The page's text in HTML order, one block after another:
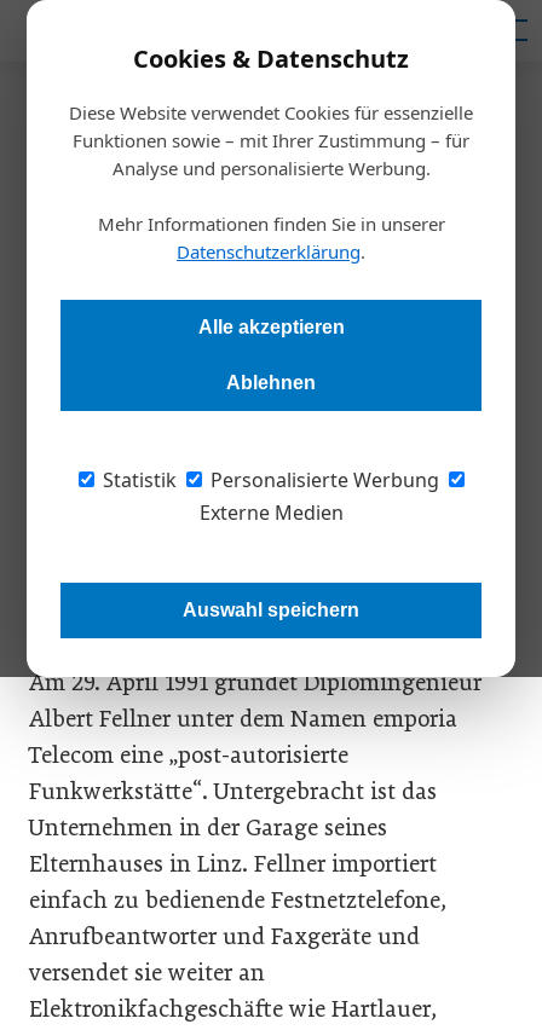
Cookies & Datenschutz
Diese Website verwendet Cookies für essenzielle
Funktionen sowie – mit Ihrer Zustimmung – für
Analyse und personalisierte Werbung.
Mehr Informationen finden Sie in unserer
Datenschutzerklärung.
Alle akzeptieren
Ablehnen
Statistik
Personalisierte Werbung
Externe Medien
Auswahl speichern
Startseite/Weltmarktführer
30 Jahre emporia: Von der
Garage in mehr als 30 Länder
der Welt
Tastenhandys und Apps speziell für ältere Menschen und
behauptet sich als Nischenplayer erfolgreich gegen
auf die wichtigsten Stationen zurück und verrät, wohin die
Reise in Zukunft gehen soll.
Am 29. April 1991 gründet Diplomingenieur
Albert Fellner unter dem Namen emporia
Telecom eine „post-autorisierte
Funkwerkstätte“. Untergebracht ist das
Unternehmen in der Garage seines
Elternhauses in Linz. Fellner importiert
einfach zu bedienende Festnetztelefone,
Anrufbeantworter und Faxgeräte und
versendet sie weiter an
Elektronikfachgeschäfte wie Hartlauer,